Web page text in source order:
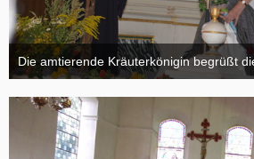
18. August 2015